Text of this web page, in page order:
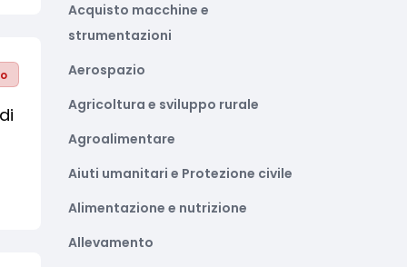
Acquisto macchine e
strumentazioni
Aerospazio
Agricoltura e sviluppo rurale
Agroalimentare
Aiuti umanitari e Protezione civile
Alimentazione e nutrizione
Allevamento